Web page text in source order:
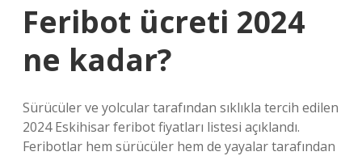
Feribot ücreti 2024
ne kadar?
Sürücüler ve yolcular tarafından sıklıkla tercih edilen
2024 Eskihisar feribot fiyatları listesi açıklandı.
Feribotlar hem sürücüler hem de yayalar tarafından